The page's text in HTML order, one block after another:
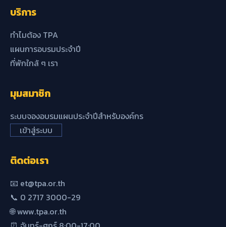
บริการ
ทำไมต้อง TPA
แผนการอบรมประจำปี
ที่พักใกล้ ๆ เรา
มุมสมาชิก
ระบบจองอบรมแผนประจำปีสำหรับองค์กร
เข้าสู่ระบบ
ติดต่อเรา
📧 et@tpa.or.th
📞 0 2717 3000-29
🌐 www.tpa.or.th